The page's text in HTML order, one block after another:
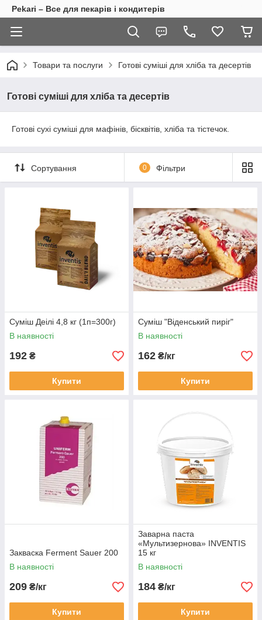
Pekari – Все для пекарів і кондитерів
Товари та послуги Готові суміші для хліба та десертів
Готові суміші для хліба та десертів
Готові сухі суміші для мафінів, бісквітів, хліба та тістечок.
Сортування 0 Фільтри
Суміш Деілі 4,8 кг (1п=300г)
В наявності
192 ₴
Купити
Суміш "Віденський пиріг"
В наявності
162 ₴/кг
Купити
Закваска Ferment Sauer 200
В наявності
209 ₴/кг
Купити
Заварна паста
«Мультизернова» INVENTIS
15 кг
В наявності
184 ₴/кг
Купити